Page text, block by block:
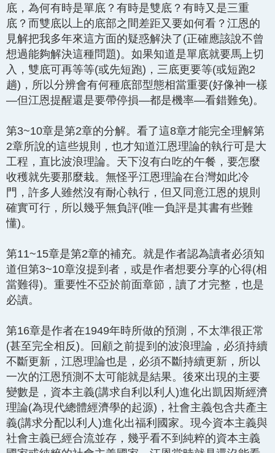
底，為何有時是單底？有時是雙底？有時又是三重
底？而雙底以上的底部之間差距又要如何看？江恩的
見解把我多年來這方面的疑惑解決了(正確應該說不曾
想過能夠解決這種問題)。如果知道是單底就要馬上切
入，雙底可再等等(或先短跑)，三底更要等(或短跑2
趟)，所以分辨會有何種底部型態相當重要(好像神一樣
—但江恩提醒還是要帶停損—都是機率—看錯難免)。
第3~10章是第2章的分解。看了這8章才能完全理解第
2章所說的這些規則，也才知道江恩理論的執行可是大
工程，直比波浪理論。天下沒有白吃的午餐，要怎麼
收穫就先要那麼栽。無怪乎江恩理論在台灣如此冷
門，許多人雖然沒有耐心執行，但又同意江恩的規則
確實可行，所以幾乎無負評(唯一負評是其書有些難
懂)。
第11~15章是第2章的補充。就是作者認為讀者必須知
道但第3~10章沒提到者，或是作者想要分享的心得(相
當難得)。重要性不亞於前面章節，讀了才完整，也是
必讀。
第16章是作者在1949年時所做的預測，不太準很正常
(甚至完全相反)。回顧之前提到的波浪理論，必須持續
不斷更新，江恩理論也是，必須不斷持續更新，所以
一次的江恩預測不太可能就是結果。後來出現的主要
變數是，資本主義(講求自利以利人)進化出凱因斯經濟
理論(為現代總體經濟學的起源)，社會主義包含共產主
義(講求分配以利人)進化出福利國家。現今資本主義與
社會主義已經合流並存，幾乎看不到純粹的資本主義